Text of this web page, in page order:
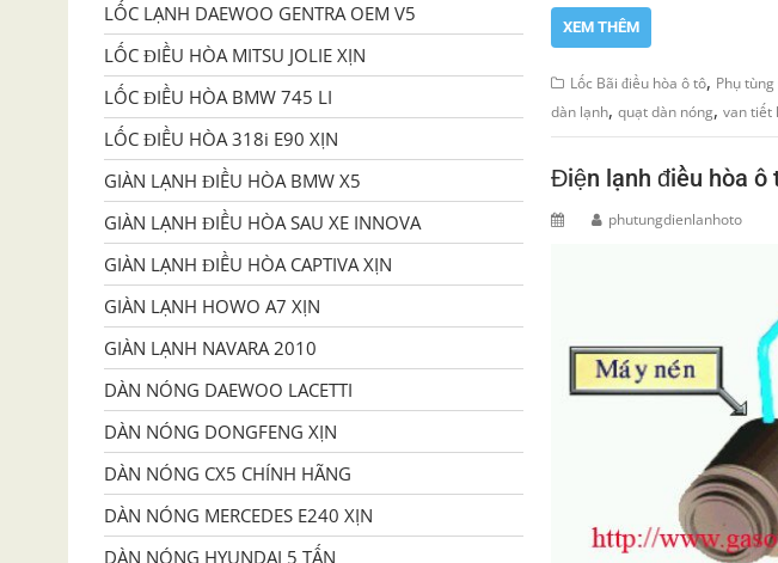
XEM THÊM
Lốc Bãi điều hòa ô tô, Phụ
dàn lạnh,quạt dàn nóng,van tiết
Điện lạnh điều hòa ô
phutungdienlanhoto
LỐC LẠNH DAEWOO GENTRA OEM V5
LỐC ĐIỀU HÒA MITSU JOLIE XỊN
LỐC ĐIỀU HÒA BMW 745 LI
LỐC ĐIỀU HÒA 318i E90 XỊN
GIÀN LẠNH ĐIỀU HÒA BMW X5
GIÀN LẠNH ĐIỀU HÒA SAU XE INNOVA
GIÀN LẠNH ĐIỀU HÒA CAPTIVA XỊN
GIÀN LẠNH HOWO A7 XỊN
GIÀN LẠNH NAVARA 2010
DÀN NÓNG DAEWOO LACETTI
DÀN NÓNG DONGFENG XỊN
DÀN NÓNG CX5 CHÍNH HÃNG
DÀN NÓNG MERCEDES E240 XỊN
DÀN NÓNG HYUNDAI 5 TẤN